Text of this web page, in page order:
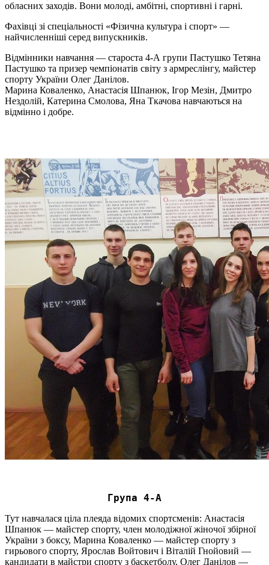
обласних заходів. Вони молоді, амбітні, спортивні і гарні.
Фахівці зі спеціальності «Фізична культура і спорт» —
найчисленніші серед випускників.
Відмінники навчання — староста 4-А групи Пастушко Тетяна
Пастушко та призер чемпіонатів світу з армреслінгу, майстер
спорту України Олег Данілов.
Марина Коваленко, Анастасія Шпанюк, Ігор Мезін, Дмитро
Нездолій, Катерина Смолова, Яна Ткачова навчаються на
відмінно і добре.
Група 4-А
Тут навчалася ціла плеяда відомих спортсменів: Анастасія
Шпанюк — майстер спорту, член молодіжної жіночої збірної
України з боксу, Марина Коваленко — майстер спорту з
гирьового спорту, Ярослав Войтович і Віталій Гнойовий —
кандидати в майстри спорту з баскетболу, Олег Данілов —